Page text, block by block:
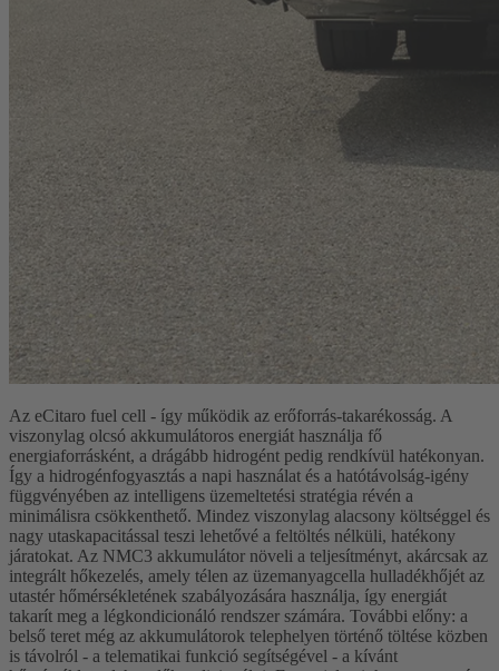
Az eCitaro fuel cell - így működik az erőforrás-takarékosság. A
viszonylag olcsó akkumulátoros energiát használja fő
energiaforrásként, a drágább hidrogént pedig rendkívül hatékonyan.
Így a hidrogénfogyasztás a napi használat és a hatótávolság-igény
függvényében az intelligens üzemeltetési stratégia révén a
minimálisra csökkenthető. Mindez viszonylag alacsony költséggel és
nagy utaskapacitással teszi lehetővé a feltöltés nélküli, hatékony
járatokat. Az NMC3 akkumulátor növeli a teljesítményt, akárcsak az
integrált hőkezelés, amely télen az üzemanyagcella hulladékhőjét az
utastér hőmérsékletének szabályozására használja, így energiát
takarít meg a légkondicionáló rendszer számára. További előny: a
belső teret még az akkumulátorok telephelyen történő töltése közben
is távolról - a telematikai funkció segítségével - a kívánt